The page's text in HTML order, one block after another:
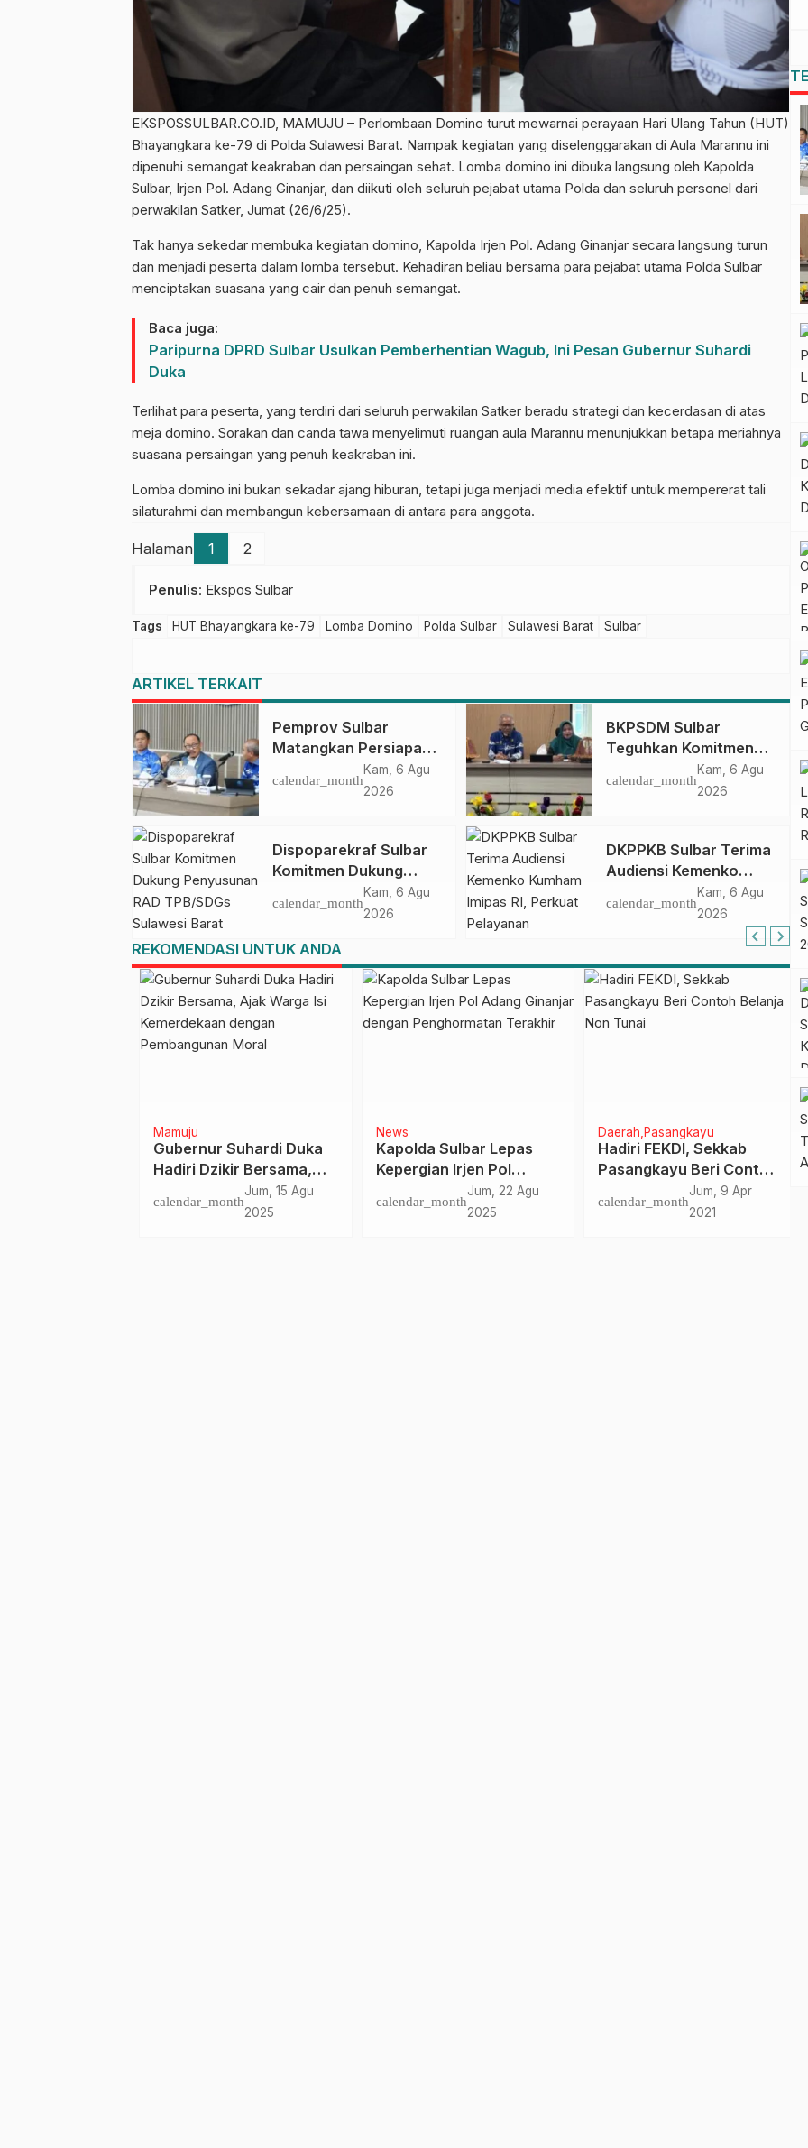
EKSPOSSULBAR.CO.ID, MAMUJU – Perlombaan Domino turut mewarnai perayaan Hari Ulang Tahun (HUT)
Bhayangkara ke-79 di Polda Sulawesi Barat. Nampak kegiatan yang diselenggarakan di Aula Marannu ini
dipenuhi semangat keakraban dan persaingan sehat. Lomba domino ini dibuka langsung oleh Kapolda
Sulbar, Irjen Pol. Adang Ginanjar, dan diikuti oleh seluruh pejabat utama Polda dan seluruh personel dari
perwakilan Satker, Jumat (26/6/25).
Tak hanya sekedar membuka kegiatan domino, Kapolda Irjen Pol. Adang Ginanjar secara langsung turun
dan menjadi peserta dalam lomba tersebut. Kehadiran beliau bersama para pejabat utama Polda Sulbar
menciptakan suasana yang cair dan penuh semangat.
Baca juga:
Paripurna DPRD Sulbar Usulkan Pemberhentian Wagub, Ini Pesan Gubernur Suhardi
Duka
Terlihat para peserta, yang terdiri dari seluruh perwakilan Satker beradu strategi dan kecerdasan di atas
meja domino. Sorakan dan canda tawa menyelimuti ruangan aula Marannu menunjukkan betapa meriahnya
suasana persaingan yang penuh keakraban ini.
Lomba domino ini bukan sekadar ajang hiburan, tetapi juga menjadi media efektif untuk mempererat tali
silaturahmi dan membangun kebersamaan di antara para anggota.
Halaman 1 2
Penulis: Ekspos Sulbar
Tags HUT Bhayangkara ke-79 Lomba Domino Polda Sulbar Sulawesi Barat Sulbar
ARTIKEL TERKAIT
Pemprov Sulbar
Matangkan Persiapan
HUT Ke-81 RI, Puncak
Upacara di Lapangan
calendar_month
Kam, 6 Agu
2026
BKPSDM Sulbar
Teguhkan Komitmen
Pengembangan
Kompetensi ASN
Perjanjian Tugas
Belajar 2026
calendar_month
Kam, 6 Agu
2026
Dispoparekraf Sulbar
Komitmen Dukung
Penyusunan RAD
TPB/SDGs Sulawesi
calendar_month
Kam, 6 Agu
2026
DKPPKB Sulbar Terima
Audiensi Kemenko
Kumham Imipas RI,
Perkuat Pelayanan
calendar_month
Kam, 6 Agu
2026
REKOMENDASI UNTUK ANDA
Mamuju
Gubernur Suhardi Duka
Hadiri Dzikir Bersama,
Ajak Warga Isi
Kemerdekaan dengan
calendar_month
Jum, 15 Agu
2025
News
Kapolda Sulbar Lepas
Kepergian Irjen Pol
Adang Ginanjar dengan
Penghormatan Terakhir
calendar_month
Jum, 22 Agu
2025
Daerah Pasangkayu
Hadiri FEKDI, Sekkab
Pasangkayu Beri Contoh
Belanja Non Tunai
calendar_month
Jum, 9 Apr
2021